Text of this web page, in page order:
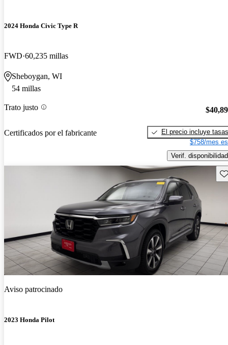
2024 Honda Civic Type R
FWD 60,235 millas
Sheboygan, WI
54 millas
Trato justo
Certificados por el fabricante
El precio incluye tasas
$758/mes
Verif. disponibilidad
Aviso patrocinado
2023 Honda Pilot